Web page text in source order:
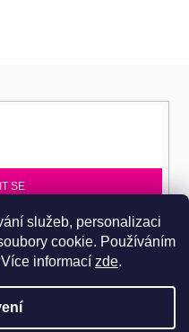
služeb, personalizaci
cookie. Používáním
Více informací zde.
SE
jako první.